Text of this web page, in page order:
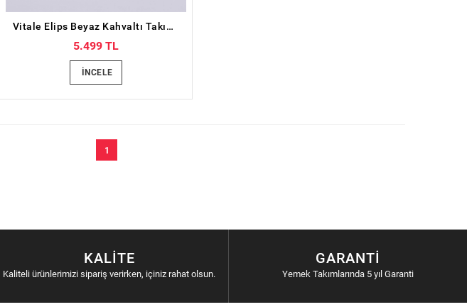
Vitale Elips Beyaz Kahvaltı Takımı 32 parça
5.499 TL
İNCELE
1
KALITE
Kaliteli ürünlerimizi sipariş verirken, içiniz rahat olsun.
GARANTI
Yemek Takımlarında 5 yıl Garanti